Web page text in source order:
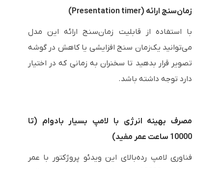
زمان‌سنج ارائه (Presentation timer
)
با استفاده از قابلیت زمان‌سنج ارائه این مدل
می‌توانید یک‌زمان سنج افزایشی یا کاهش در گوشه
تصویر قرار بدهید تا سخنران به زمانی که در اختیار
دارد توجه داشته باشد.
مصرف بهینه انرژی با لامپ بسیار بادوام (تا
10000 ساعت عمر مفید)
فناوری لامپ رده‌بالای این ویدئو پروژکتور با عمر